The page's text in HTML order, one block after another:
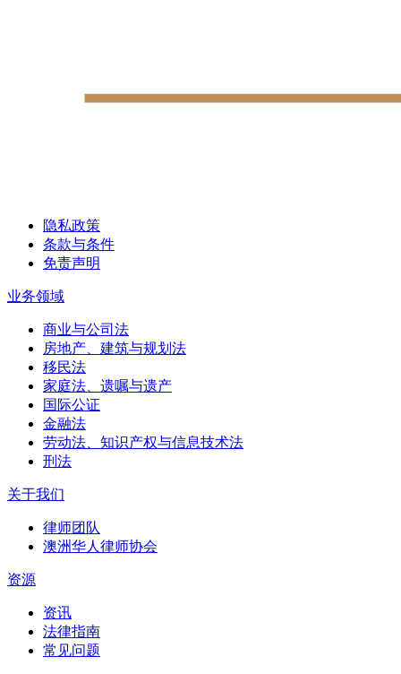
隐私政策
条款与条件
免责声明
业务领域
商业与公司法
房地产、建筑与规划法
移民法
家庭法、遗嘱与遗产
国际公证
金融法
劳动法、知识产权与信息技术法
刑法
关于我们
律师团队
澳洲华人律师协会
资源
资讯
法律指南
常见问题